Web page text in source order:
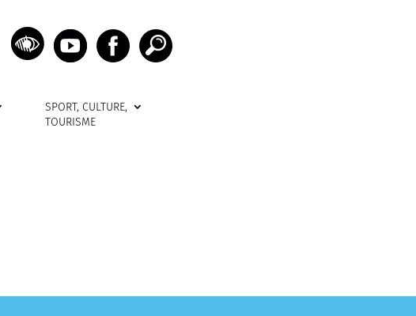
SPORT, CULTURE,
TOURISME